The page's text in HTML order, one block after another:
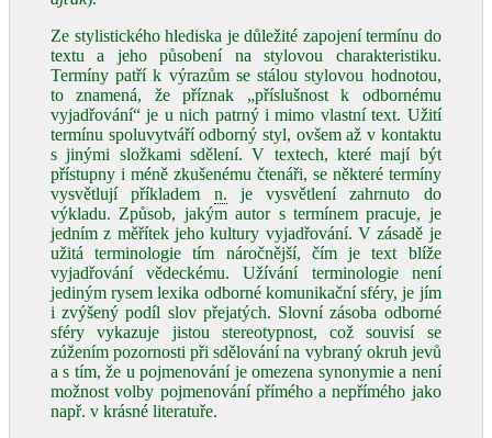
Ze stylistického hlediska je důležité zapojení termínu do
textu a jeho působení na stylovou charakteristiku.
Termíny patří k výrazům se stálou stylovou hodnotou,
to znamená, že příznak „příslušnost k odbornému
vyjadřování“ je u nich patrný i mimo vlastní text. Užití
termínu spoluvytváří odborný styl, ovšem až v kontaktu
s jinými složkami sdělení. V textech, které mají být
přístupny i méně zkušenému čtenáři, se některé termíny
vysvětlují příkladem n. je vysvětlení zahrnuto do
výkladu. Způsob, jakým autor s termínem pracuje, je
jedním z měřítek jeho kultury vyjadřování. V zásadě je
užitá terminologie tím náročnější, čím je text blíže
vyjadřování vědeckému. Užívání terminologie není
jediným rysem lexika odborné komunikační sféry, je jím
i zvýšený podíl slov přejatých. Slovní zásoba odborné
sféry vykazuje jistou stereotypnost, což souvisí se
zúžením pozornosti při sdělování na vybraný okruh jevů
a s tím, že u pojmenování je omezena synonymie a není
možnost volby pojmenování přímého a nepřímého jako
např. v krásné literatuře.